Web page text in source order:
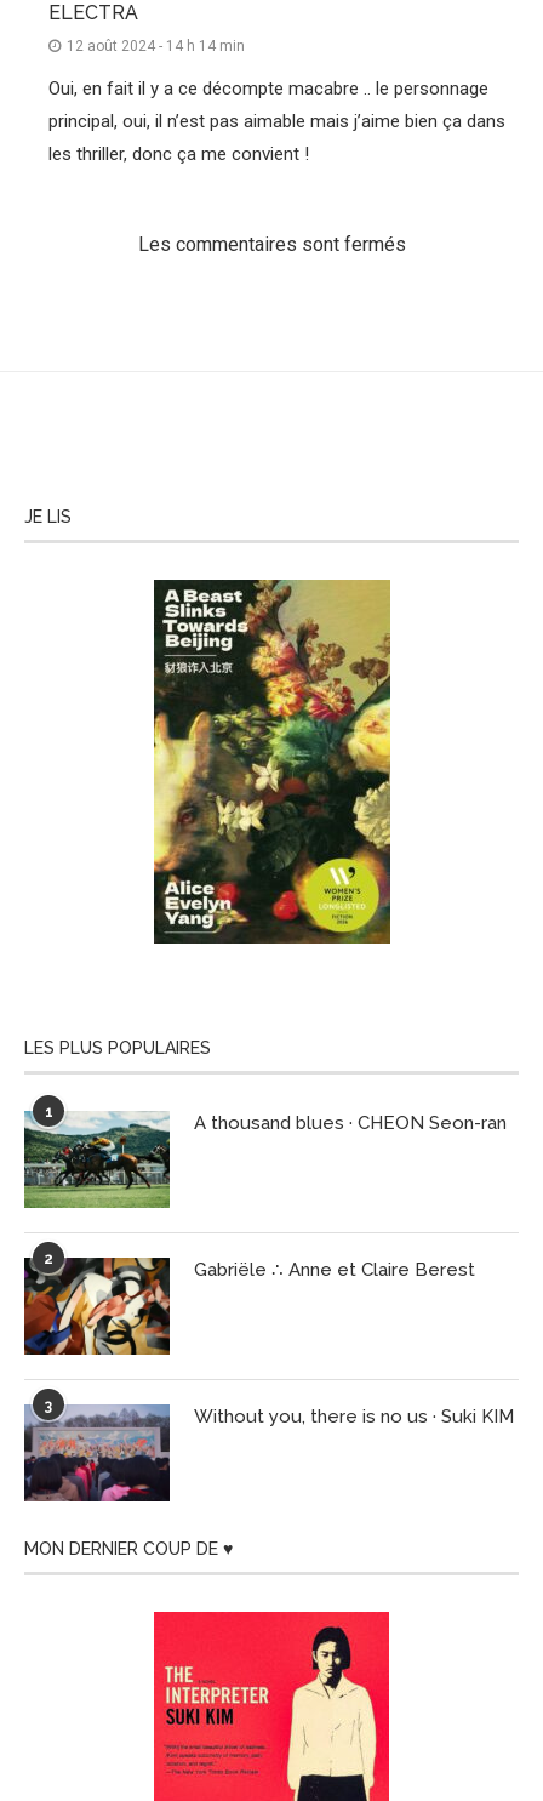
ELECTRA
12 août 2024 - 14 h 14 min
Oui, en fait il y a ce décompte macabre .. le personnage
principal, oui, il n’est pas aimable mais j’aime bien ça dans
les thriller, donc ça me convient !
Les commentaires sont fermés
JE LIS
LES PLUS POPULAIRES
1 A thousand blues · CHEON Seon-ran
2 Gabriële ∴ Anne et Claire Berest
3 Without you, there is no us · Suki KIM
MON DERNIER COUP DE ♥